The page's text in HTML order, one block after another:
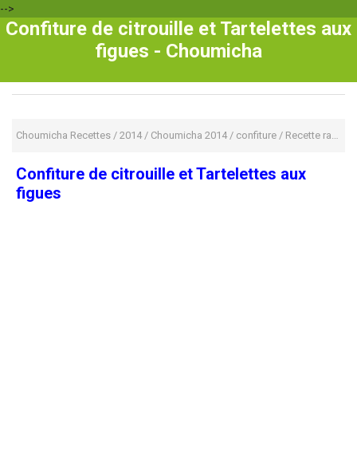
-->
Confiture de citrouille et Tartelettes aux
figues - Choumicha
Choumicha Recettes / 2014/ Choumicha 2014/ confiture / Recette rapide
Confiture de citrouille et Tartelettes aux
figues